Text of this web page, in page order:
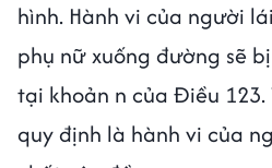
hình. Hành vi của người
phụ nữ xuống đường sẽ
tại khoản n của Điều 123.
quy định là hành vi của